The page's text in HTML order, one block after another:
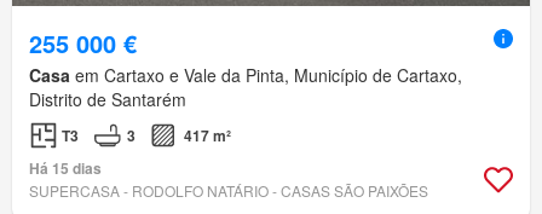
255 000 €
Casa em Cartaxo e Vale da Pinta, Município de Cartaxo,
Distrito de Santarém
T3 3
417 m²
Há 15 dias
SUPERCASA - RODOLFO NATÁRIO - CASAS SÃO PAIXÕES